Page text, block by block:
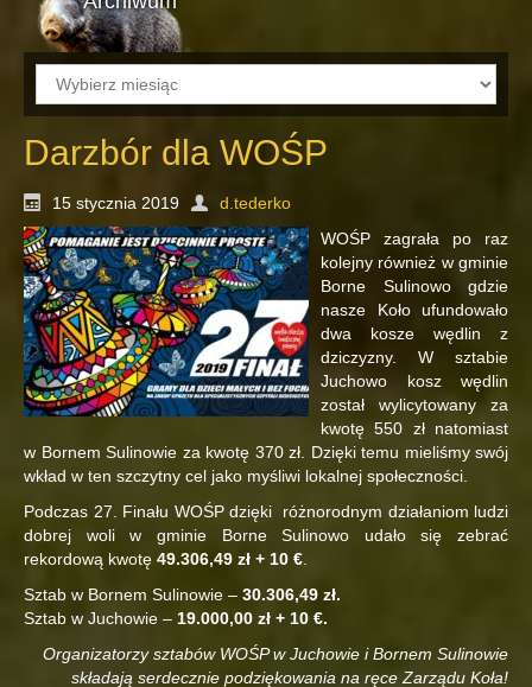
Archiwum
Darzbór dla WOŚP
15 stycznia 2019
d.tederko
WOŚP zagrała po raz
kolejny również w gminie
Borne Sulinowo gdzie
nasze Koło ufundowało
dwa kosze wędlin z
dziczyzny. W sztabie
Juchowo kosz wędlin
został wylicytowany za
kwotę 550 zł natomiast
w Bornem Sulinowie za kwotę 370 zł. Dzięki temu mieliśmy swój
wkład w ten szczytny cel jako myśliwi lokalnej społeczności.
Podczas 27. Finału WOŚP dzięki różnorodnym działaniom ludzi
dobrej woli w gminie Borne Sulinowo udało się zebrać
rekordową kwotę 49.306,49 zł + 10 €.
Sztab w Bornem Sulinowie – 30.306,49 zł.
Sztab w Juchowie – 19.000,00 zł + 10 €.
Organizatorzy sztabów WOŚP w Juchowie i Bornem Sulinowie
składają serdecznie podziękowania na ręce Zarządu Koła!